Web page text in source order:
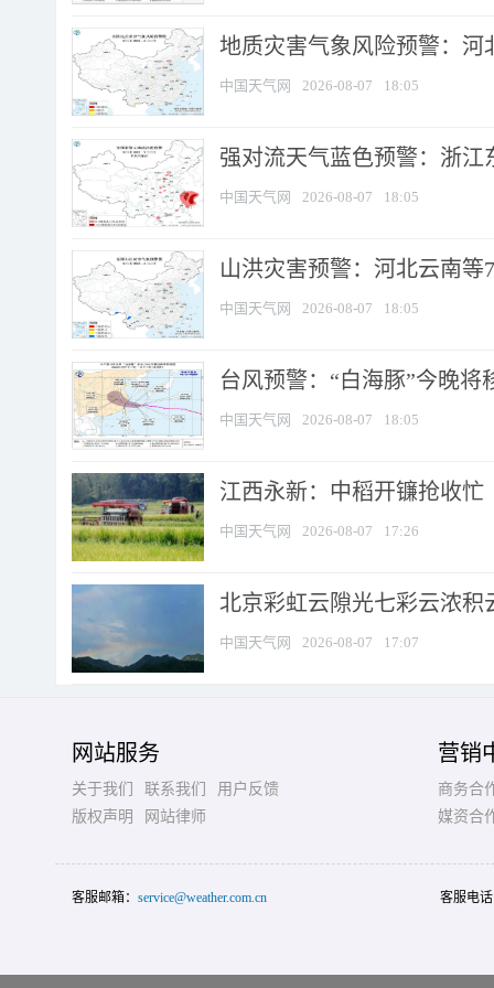
地质灾害气象风险预警：河
中国天气网 2026-08-07 18:05
强对流天气蓝色预警：浙江
中国天气网 2026-08-07 18:05
山洪灾害预警：河北云南
中国天气网 2026-08-07 18:05
台风预警：“白海豚”今晚将
中国天气网 2026-08-07 18:05
江西永新：中稻开镰抢收忙
中国天气网 2026-08-07 17:26
北京彩虹云隙光七彩云浓积
中国天气网 2026-08-07 17:07
网站服务
关于我们 联系我们
用户反馈
版权声明
网站律师
营销
商务合
媒资合
客服邮箱： service@weather.com.cn 客服电